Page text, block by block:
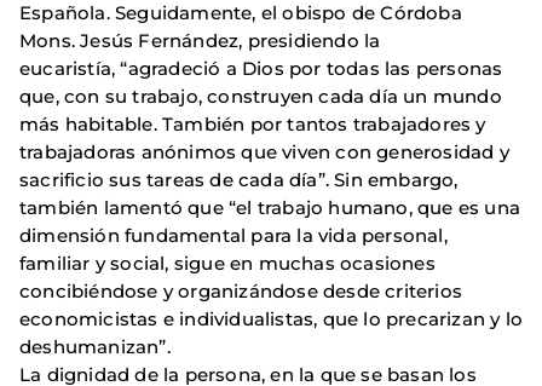
Española. Seguidamente, el obispo de Córdoba
Mons. Jesús Fernández, presidiendo la
eucaristía, “agradeció a Dios por todas las personas
que, con su trabajo, construyen cada día un mundo
más habitable. También por tantos trabajadores y
trabajadoras anónimos que viven con generosidad y
sacrificio sus tareas de cada día”. Sin embargo,
también lamentó que “el trabajo humano, que es una
dimensión fundamental para la vida personal,
familiar y social, sigue en muchas ocasiones
concibiéndose y organizándose desde criterios
economicistas e individualistas, que lo precarizan y lo
deshumanizan”.
La dignidad de la persona, en la que se basan los